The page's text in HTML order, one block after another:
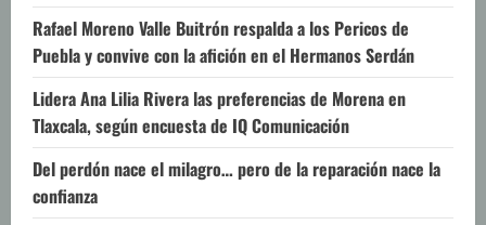
Rafael Moreno Valle Buitrón respalda a los Pericos de
Puebla y convive con la afición en el Hermanos Serdán
Lidera Ana Lilia Rivera las preferencias de Morena en
Tlaxcala, según encuesta de IQ Comunicación
Del perdón nace el milagro… pero de la reparación nace la
confianza